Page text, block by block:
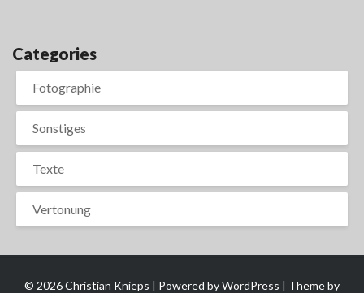
Categories
Fotographie
Sonstiges
Texte
Vertonung
© 2026 Christian Knieps | Powered byWordPress | Theme by